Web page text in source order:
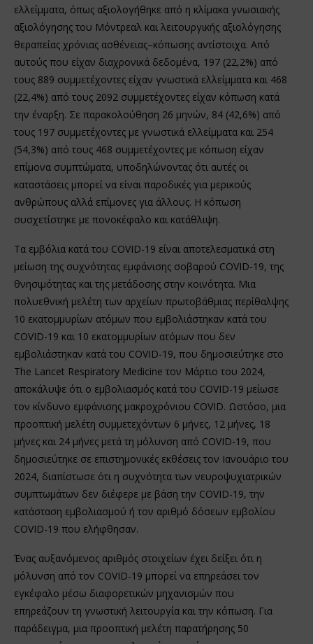
ελλείμματα, όπως αξιολογήθηκε από η κλίμακα γνωσιακής
αξιολόγησης του Μόντρεαλ και λειτουργικής αξιολόγησης
θεραπείας χρόνιας ασθένειας–κόπωσης αντίστοιχα. Από
αυτούς που είχαν διαχρονικά δεδομένα, 197 (22,2%) από
τους 889 συμμετέχοντες είχαν γνωστικά ελλείμματα και 468
(22,4%) από τους 2092 συμμετέχοντες είχαν κόπωση κατά
την έναρξη. Σε παρακολούθηση 26 μηνών, 84 (42,6%) από
τους 197 συμμετέχοντες με γνωστικά ελλείμματα και 254
(54,3%) από τους 468 συμμετέχοντες με κόπωση είχαν
επίμονα συμπτώματα, υποδηλώνοντας ότι αυτές οι
καταστάσεις μπορεί να είναι παροδικές για μερικούς
ανθρώπους αλλά επίμονες για άλλους. Η κόπωση
συσχετίστηκε με πονοκέφαλο και κατάθλιψη.
Τα εμβόλια κατά του COVID-19 είναι αποτελεσματικά στη
μείωση της συχνότητας εμφάνισης σοβαρού COVID-19, της
θνησιμότητας και της μετάδοσης στην κοινότητα. Μια
πολυεθνική μελέτη των αρχείων πρωτοβάθμιας περίθαλψης
10 εκατομμυρίων ατόμων που εμβολιάστηκαν κατά του
COVID-19 και 10 εκατομμυρίων ατόμων που δεν
εμβολιάστηκαν κατά του COVID-19, που δημοσιεύτηκε στο
The Lancet Respiratory Medicine τον Μάρτιο του 2024,
αποκάλυψε ότι ο εμβολιασμός κατά του COVID-19 μείωσε
τον κίνδυνο εμφάνισης μακροχρόνιου COVID. Ωστόσο, μια
προοπτική μελέτη συμμετεχόντων 6 μήνες, 12 μήνες, 18
μήνες και 24 μήνες μετά τη μόλυνση από COVID-19, που
δημοσιεύτηκε σε επιστημονικές εκθέσεις τον Ιανουάριο του
2024, διαπίστωσε ότι η συχνότητα των νευροψυχιατρικών
συμπτωμάτων δεν διέφερε με βάση την COVID-19, την
κατάσταση εμβολιασμού ή τον αριθμό δόσεων εμβολίου
COVID-19 που ελήφθησαν.
Ένας αυξανόμενος αριθμός στοιχείων έχει δείξει ότι η
μόλυνση από τον COVID-19 μπορεί να επηρεάσει τον
εγκέφαλο μέσω διαφορετικών μηχανισμών που
επηρεάζουν τη γνωστική λειτουργία και την κόπωση. Για
παράδειγμα, μια προοπτική μελέτη παρατήρησης 50